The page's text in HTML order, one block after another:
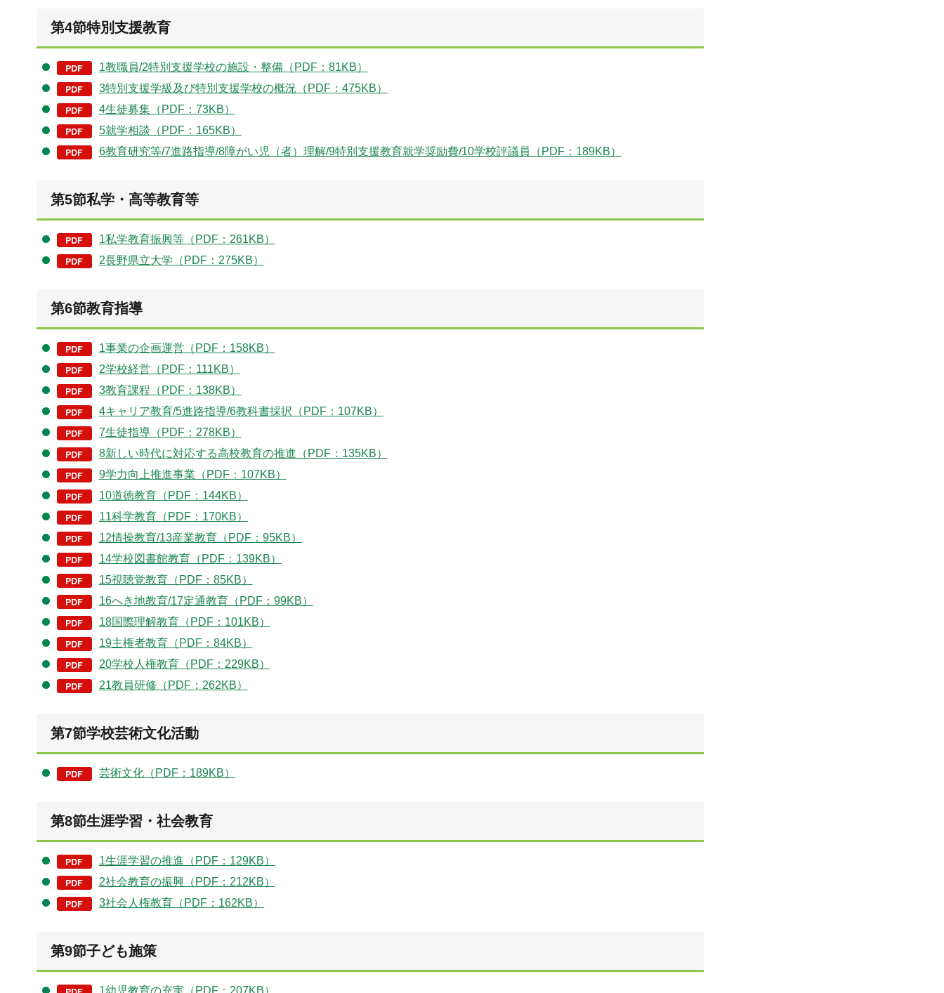
第4節特別支援教育
1教職員/2特別支援学校の施設・整備（PDF：81KB）
3特別支援学級及び特別支援学校の概況（PDF：475KB）
4生徒募集（PDF：73KB）
5就学相談（PDF：165KB）
6教育研究等/7進路指導/8障がい児（者）理解/9特別支援教育就学奨励費/10学校評議員（PDF：189KB）
第5節私学・高等教育等
1私学教育振興等（PDF：261KB）
2長野県立大学（PDF：275KB）
第6節教育指導
1事業の企画運営（PDF：158KB）
2学校経営（PDF：111KB）
3教育課程（PDF：138KB）
4キャリア教育/5進路指導/6教科書採択（PDF：107KB）
7生徒指導（PDF：278KB）
8新しい時代に対応する高校教育の推進（PDF：135KB）
9学力向上推進事業（PDF：107KB）
10道徳教育（PDF：144KB）
11科学教育（PDF：170KB）
12情操教育/13産業教育（PDF：95KB）
14学校図書館教育（PDF：139KB）
15視聴覚教育（PDF：85KB）
16へき地教育/17定通教育（PDF：99KB）
18国際理解教育（PDF：101KB）
19主権者教育（PDF：84KB）
20学校人権教育（PDF：229KB）
21教員研修（PDF：262KB）
第7節学校芸術文化活動
芸術文化（PDF：189KB）
第8節生涯学習・社会教育
1生涯学習の推進（PDF：129KB）
2社会教育の振興（PDF：212KB）
3社会人権教育（PDF：162KB）
第9節子ども施策
1幼児教育の充実（PDF：207KB）